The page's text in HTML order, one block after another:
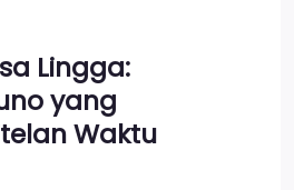
Lingga:
yang
Waktu